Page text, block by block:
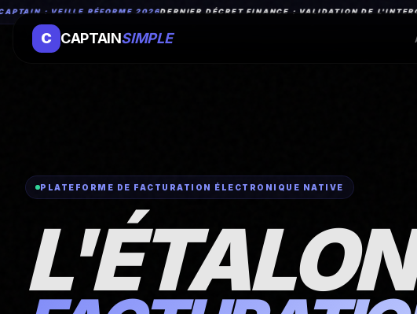
: VEILLE RÉFORME 2026DERNIER DÉCRET FINANCE : VALIDATION DE
C CAPTAINSIMPLE
PLATEFORME DE FACTURATION ÉLECTRONIQUE NATIVE